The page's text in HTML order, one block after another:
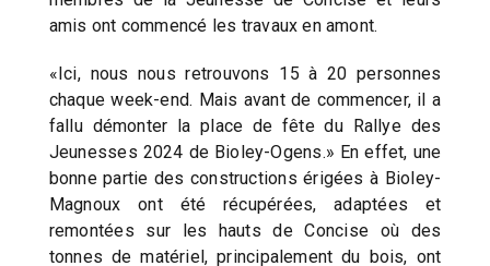
amis ont commencé les travaux en amont.
«Ici, nous nous retrouvons 15 à 20 personnes
chaque week-end. Mais avant de commencer, il a
fallu démonter la place de fête du Rallye des
Jeunesses 2024 de Bioley-Ogens.» En effet, une
bonne partie des constructions érigées à Bioley-
Magnoux ont été récupérées, adaptées et
remontées sur les hauts de Concise où des
tonnes de matériel, principalement du bois, ont